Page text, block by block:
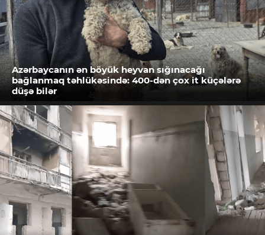
Azərbaycanın ən böyük heyvan sığınacağı
bağlanmaq təhlükəsində: 400-dən çox it küçələrə
düşə bilər